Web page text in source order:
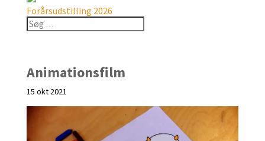
Forårsudstilling 2026
Animationsfilm
15 okt 2021